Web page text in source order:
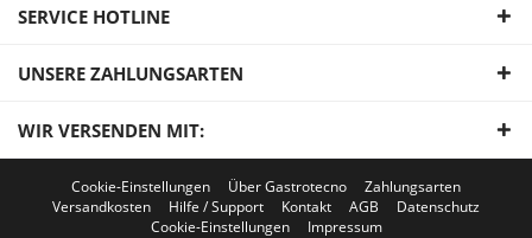
SERVICE HOTLINE
UNSERE ZAHLUNGSARTEN
WIR VERSENDEN MIT:
Cookie-Einstellungen Über Gastrotecno
Zahlungsarten
Versandkosten
Hilfe / Support Kontakt AGB
Datenschutz
Cookie-Einstellungen
Impressum